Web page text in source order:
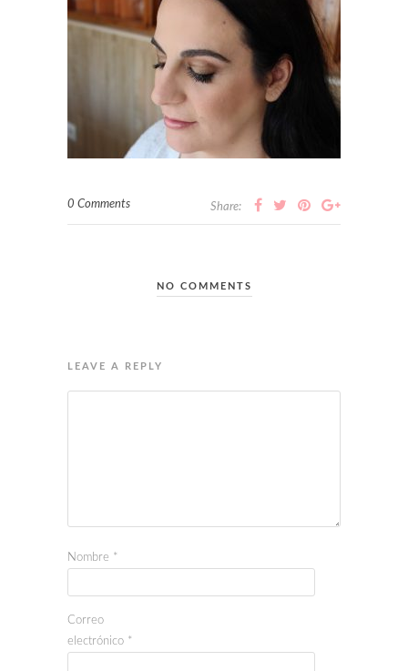
0 Comments Share:
NO COMMENTS
LEAVE A REPLY
Nombre *
Correo
electrónico *